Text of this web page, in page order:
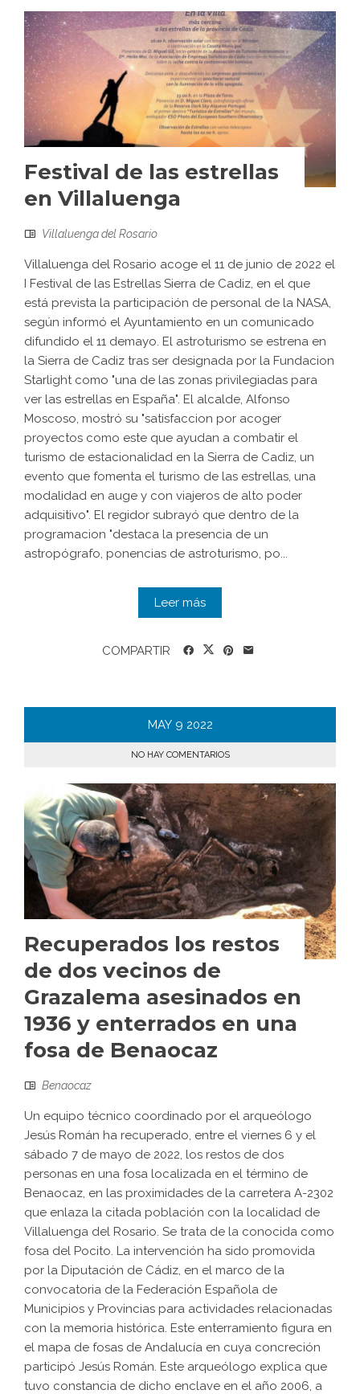
Festival de las estrellas
en Villaluenga
Villaluenga del Rosario
Villaluenga del Rosario acoge el 11 de junio de 2022 el
I Festival de las Estrellas Sierra de Cadiz, en el que
está prevista la participación de personal de la NASA,
según informó el Ayuntamiento en un comunicado
difundido el 11 demayo. El astroturismo se estrena en
la Sierra de Cadiz tras ser designada por la Fundacion
Starlight como "una de las zonas privilegiadas para
ver las estrellas en España". El alcalde, Alfonso
Moscoso, mostró su "satisfaccion por acoger
proyectos como este que ayudan a combatir el
turismo de estacionalidad en la Sierra de Cadiz, un
evento que fomenta el turismo de las estrellas, una
modalidad en auge y con viajeros de alto poder
adquisitivo". El regidor subrayó que dentro de la
programacion "destaca la presencia de un
astropógrafo, ponencias de astroturismo, po...
Leer más
COMPARTIR
MAY 9 2022
NO HAY COMENTARIOS
Recuperados los restos
de dos vecinos de
Grazalema asesinados en
1936 y enterrados en una
fosa de Benaocaz
Benaocaz
Un equipo técnico coordinado por el arqueólogo
Jesús Román ha recuperado, entre el viernes 6 y el
sábado 7 de mayo de 2022, los restos de dos
personas en una fosa localizada en el término de
Benaocaz, en las proximidades de la carretera A-2302
que enlaza la citada población con la localidad de
Villaluenga del Rosario. Se trata de la conocida como
fosa del Pocito. La intervención ha sido promovida
por la Diputación de Cádiz, en el marco de la
convocatoria de la Federación Española de
Municipios y Provincias para actividades relacionadas
con la memoria histórica. Este enterramiento figura en
el mapa de fosas de Andalucía en cuya concreción
participó Jesús Román. Este arqueólogo explica que
tuvo constancia de dicho enclave en el año 2006, a